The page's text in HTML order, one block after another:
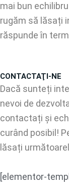
mai bun
rugăm să lăsați
răspunde în
CONTACTAŢI-NE
Dacă sunteți
nevoi de
contactați și
curând posibil!
lăsați
[elementor-